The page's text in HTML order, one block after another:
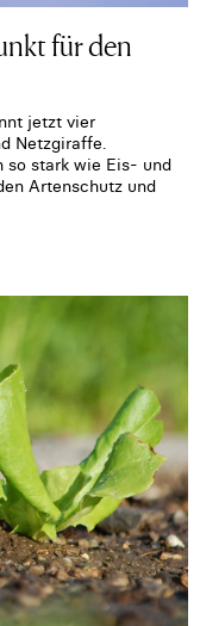
für den
jetzt vier
Netzgiraffe.
so stark wie Eis- und
Artenschutz und